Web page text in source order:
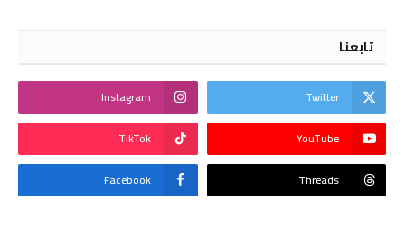
تابعنا
Twitter
Instagram
YouTube
TikTok
Threads
Facebook